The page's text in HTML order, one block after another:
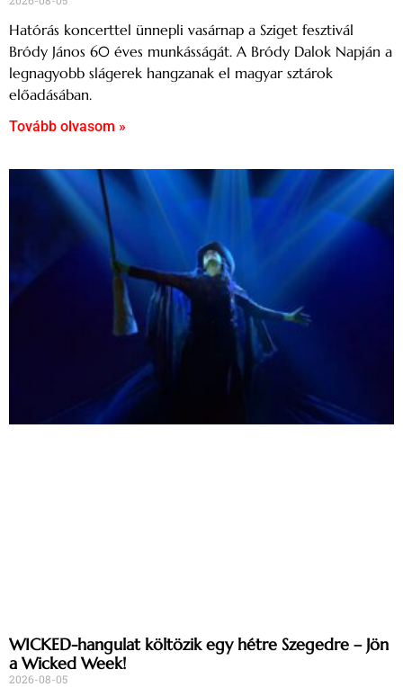
Hatórás koncerttel ünnepli vasárnap a Sziget fesztivál
Bródy János 60 éves munkásságát. A Bródy Dalok Napján a
legnagyobb slágerek hangzanak el magyar sztárok
előadásában.
Tovább olvasom »
WICKED-hangulat költözik egy hétre Szegedre – Jön
a Wicked Week!
2026-08-05